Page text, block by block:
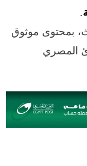
.
بمحتوى موثوق
المصري